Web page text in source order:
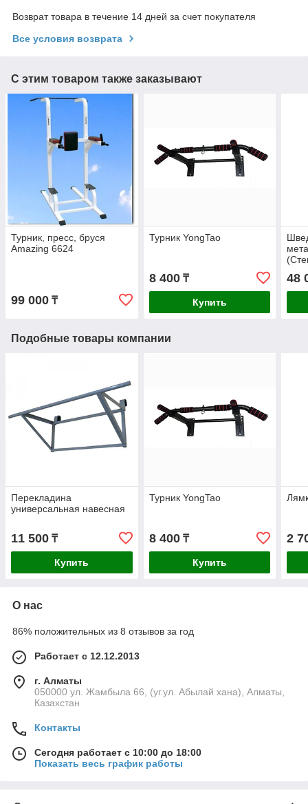
Возврат товара в течение 14 дней за счет покупателя
Все условия возврата
С этим товаром также заказывают
Турник, пресс, бруся
Amazing 6624
99 000 ₸
Турник YongTao
8 400₸
Купить
48
Подобные товары компании
Перекладина
универсальная навесная
11 500 ₸
Купить
Турник YongTao
8 400₸
Купить
2
О нас
86% положительных из 8 отзывов за год
Работает с 12.12.2013
г. Алматы
050000 ул. Жамбыла 66, (уг.ул. Абылай хана), Алматы,
Казахстан
Контакты
Сегодня работает с 10:00 до 18:00
Показать весь график работы